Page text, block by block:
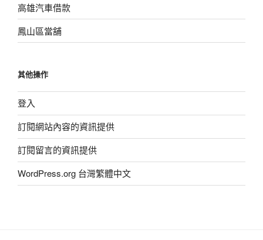
高雄汽車借款
鳳山區當舖
其他操作
登入
訂閱網站內容的資訊提供
訂閱留言的資訊提供
WordPress.org 台灣繁體中文